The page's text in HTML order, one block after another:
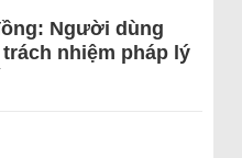
Người dùng
nhiệm pháp lý